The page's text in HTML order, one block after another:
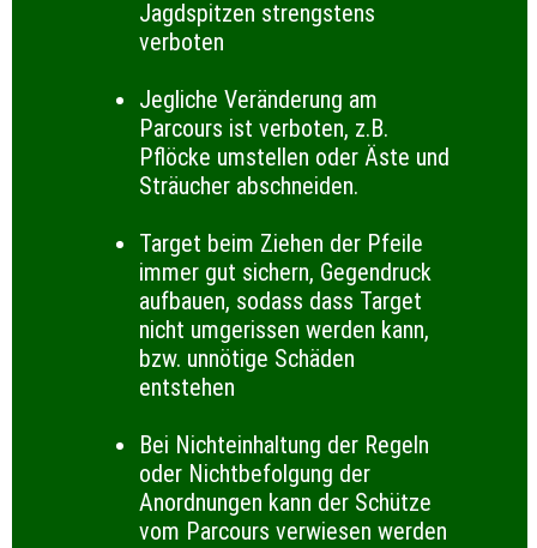
Jagdspitzen strengstens
verboten
Jegliche Veränderung am
Parcours ist verboten, z.B.
Pflöcke umstellen oder Äste und
Sträucher abschneiden.
Target beim Ziehen der Pfeile
immer gut sichern, Gegendruck
aufbauen, sodass dass Target
nicht umgerissen werden kann,
bzw. unnötige Schäden
entstehen
Bei Nichteinhaltung der Regeln
oder Nichtbefolgung der
Anordnungen kann der Schütze
vom Parcours verwiesen werden